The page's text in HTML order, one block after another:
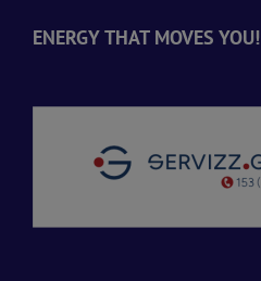
ENERGY THAT MOVES YOU!